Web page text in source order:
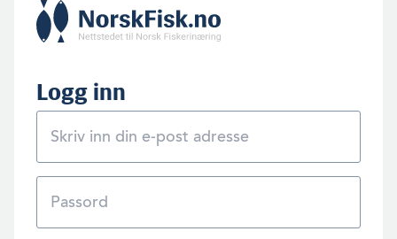
(Foto: Høyre)
Logg inn